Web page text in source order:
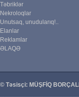
Təbriklər
Nekroloqlar
Unutsaq, unudularıq!..
Elanlar
Reklamlar
ƏLAQƏ
© Təsisçi: MÜŞFİQ BORÇALI